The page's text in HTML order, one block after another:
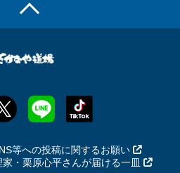
等への投稿に関するお願い
・栗原心平さんが届ける一皿